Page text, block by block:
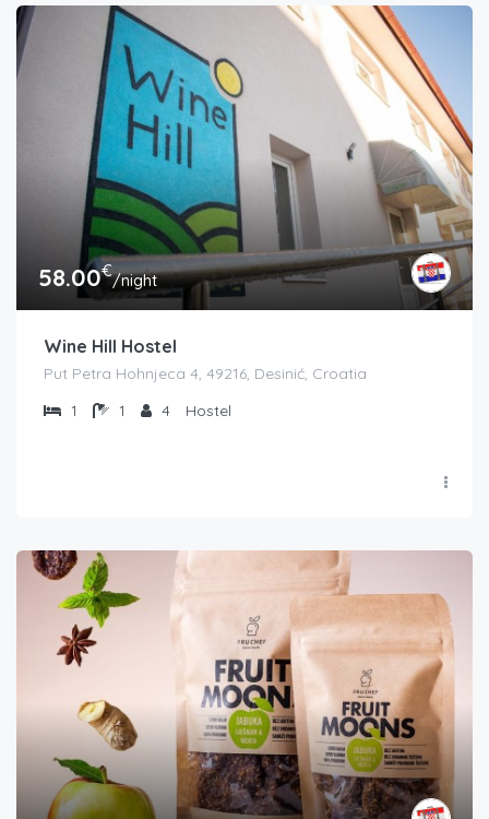
58.00€/night
Wine Hill Hostel
Put Petra Hohnjeca 4, 49216, Desinić, Croatia
1
1 4 Hostel